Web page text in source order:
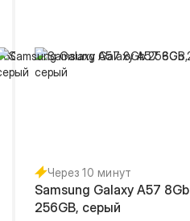
Через 10 минут
Samsung Galaxy A57 8Gb
256GB, серый